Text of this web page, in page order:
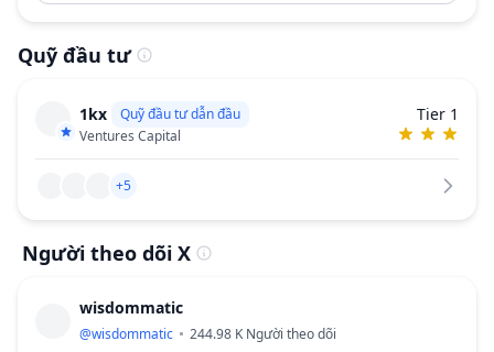
Quỹ đầu tư
1kx
Quỹ đầu tư dẫn đầu
Ventures Capital
Tier 1
+5
Người theo dõi X
wisdommatic
@wisdommatic 244.98 K Người theo dõi